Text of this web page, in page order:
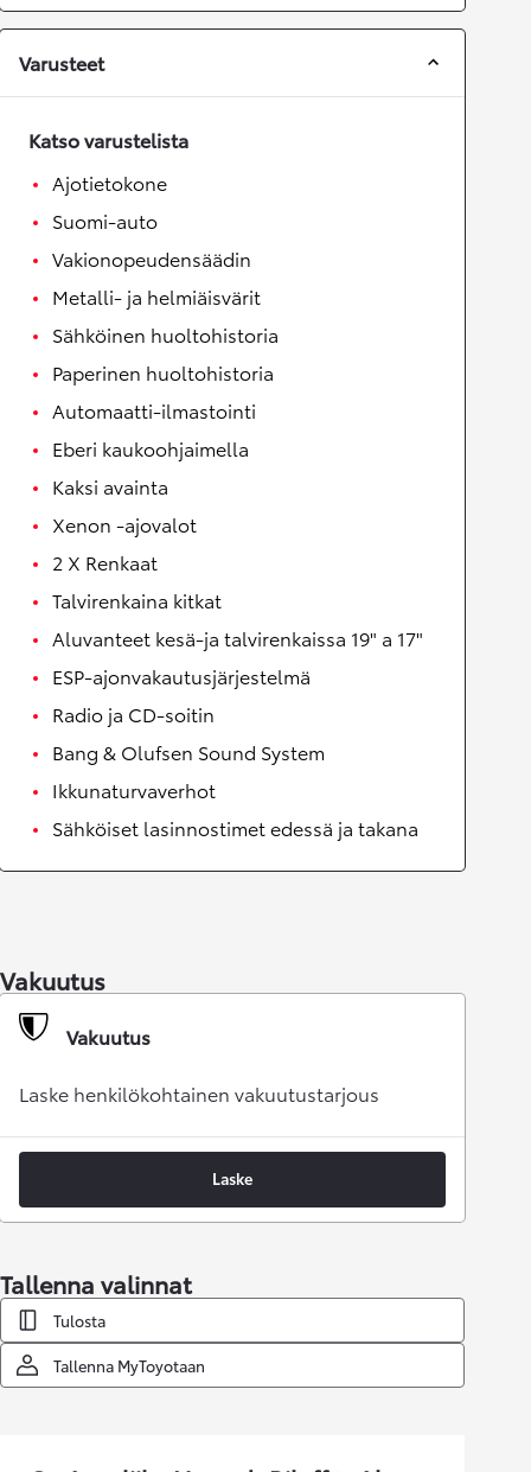
Varusteet
Katso varustelista
Ajotietokone
Suomi-auto
Vakionopeudensäädin
Metalli- ja helmiäisvärit
Sähköinen huoltohistoria
Paperinen huoltohistoria
Automaatti-ilmastointi
Eberi kaukoohjaimella
Kaksi avainta
Xenon -ajovalot
2 X Renkaat
Talvirenkaina kitkat
Aluvanteet kesä-ja talvirenkaissa 19" a 17"
ESP-ajonvakautusjärjestelmä
Radio ja CD-soitin
Bang & Olufsen Sound System
Ikkunaturvaverhot
Sähköiset lasinnostimet edessä ja takana
Vakuutus
Vakuutus
Laske henkilökohtainen vakuutustarjous
Laske
Tallenna valinnat
Tulosta
Tallenna MyToyotaan